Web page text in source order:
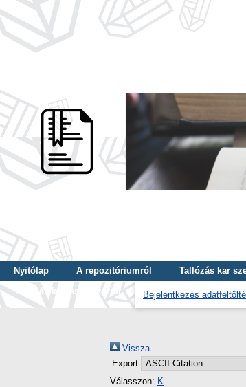
Nyitólap A repozitóriumról Tallózás kar
Tallózás kulcsszó szerint
Bejelentkezés
Vissza
Export
Válasszon: K